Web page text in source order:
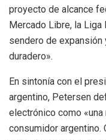
proyecto de alcance
Mercado Libre, la Liga
sendero de
duradero».
En sintonía con el
argentino, Petersen
electrónico como
consumidor argentino.